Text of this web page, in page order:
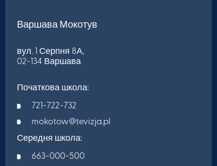
Варшава Мокотув
вул. 1 Серпня 8А,
02-134 Варшава
Початкова школа:
721-722-732
mokotow@tevizja.pl
Середня школа:
663-000-500